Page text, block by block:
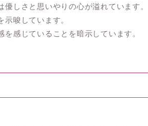
しさと思いやりの心が溢れています。
唆しています。
感じていることを暗示しています。